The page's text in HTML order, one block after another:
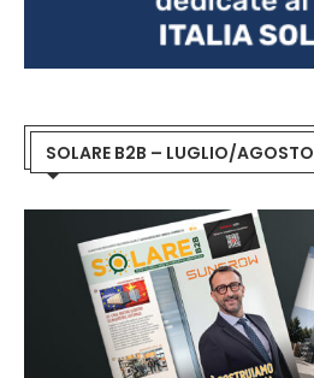
SOLARE B2B – LUGLIO/